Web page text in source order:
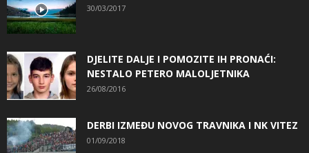
30/03/2017
DJELITE DALJE I POMOZITE IH PRONAĆI:
NESTALO PETERO MALOLJETNIKA
26/08/2016
DERBI IZMEĐU NOVOG TRAVNIKA I NK VITEZ
01/09/2018